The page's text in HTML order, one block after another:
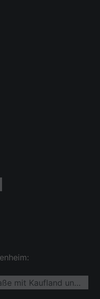
Gewerbegebiet Gewerberstraße mit Kaufland und DEICHMANN